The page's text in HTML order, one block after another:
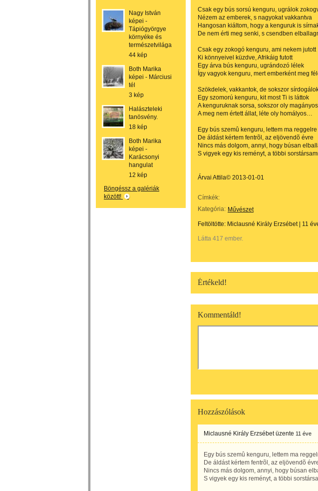
Nagy István
képei -
Tápiógyörgye
környéke és
természetvilága
44 kép
Both Marika
képei - Márciusi
tél
3 kép
Halászteleki
tanösvény.
18 kép
Both Marika
képei -
Karácsonyi
hangulat
12 kép
Böngéssz a galériák
között!
Csak egy bús sorsú kenguru, ugrálok
Nézem az emberek, s nagyokat vakkantva
Hangosan kiáltom, hogy a kenguruk is
De nem érti meg senki, s csendben
Csak egy zokogó kenguru, ami nekem jutott
Ki könnyeivel küzdve, Afrikáig futott
Egy árva bús kenguru, ugrándozó lélek
Így vagyok kenguru, mert emberként meg
Szökdelek, vakkantok, de sokszor
Egy szomorú kenguru, kit most Ti is láttok
A kenguruknak sorsa, sokszor oly magányos
A meg nem értett állat, léte oly homályos…
Egy bús szemû kenguru, lettem ma reggelre
De áldást kértem fentrõl, az eljövendõ évre
Nincs más dolgom, annyi, hogy búsan
S vigyek egy kis reményt, a többi
Árvai Attila© 2013-01-01
Címkék:
Kategória: Művészet
Feltöltötte: Miclausné Király Erzsébet| 11
Látta 417 ember.
Értékeld!
Kommentáld!
Hozzászólások
Miclausné Király Erzsébetüzente 11 éve
Egy bús szemû kenguru, lettem ma
De áldást kértem fentrõl, az eljövendõ
Nincs más dolgom, annyi, hogy búsan
S vigyek egy kis reményt, a többi